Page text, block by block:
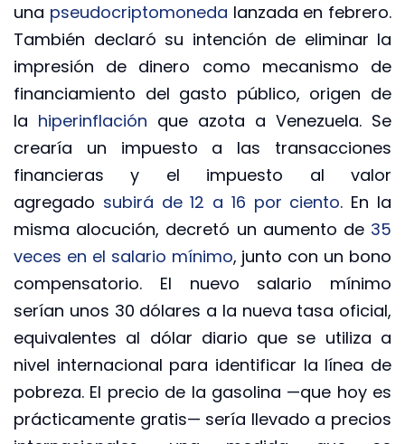
una pseudocriptomoneda lanzada en febrero.
También declaró su intención de eliminar la
impresión de dinero como mecanismo de
financiamiento del gasto público, origen de
la hiperinflación que azota a Venezuela. Se
crearía un impuesto a las transacciones
financieras y el impuesto al valor
agregado subirá de 12 a 16 por ciento. En la
misma alocución, decretó un aumento de 35
veces en el salario mínimo, junto con un bono
compensatorio. El nuevo salario mínimo
serían unos 30 dólares a la nueva tasa oficial,
equivalentes al dólar diario que se utiliza a
nivel internacional para identificar la línea de
pobreza. El precio de la gasolina —que hoy es
prácticamente gratis— sería llevado a precios